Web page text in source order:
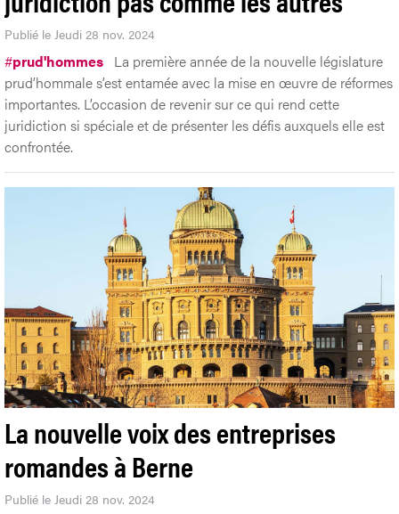
Publié le Jeudi 28 nov. 2024
#prud'hommes La première année de la nouvelle législature
prud’hommale s’est entamée avec la mise en œuvre de réformes
importantes. L’occasion de revenir sur ce qui rend cette
juridiction si spéciale et de présenter les défis auxquels elle est
confrontée.
La nouvelle voix des entreprises
romandes à Berne
Publié le Jeudi 28 nov. 2024